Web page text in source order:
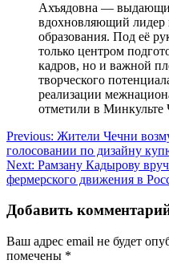
Ахъядовна —
вдохновляющий лидер
образования. Под её
только центром
кадров, но и важной
творческого
реализации
отметили в Минкульте
Навигация
по
записям
Previous: Жители Чечни
голосовании по дизайну
Next: Рамзану Кадырову
фермерского движения в
Добавить
Ваш адрес email не будет
помечены *